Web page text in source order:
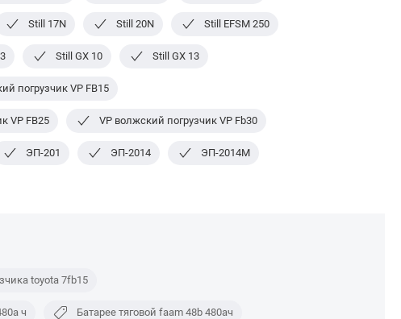
Still 17N Still 20N Still EFSM 250
Still GX 10 Still GX 13
погрузчик VP FB15
VP FB25 VP волжский погрузчик VP Fb30
ЭП-201 ЭП-2014 ЭП-2014М
toyota 7fb15
ч Батарее тяговой faam 48b 480ач